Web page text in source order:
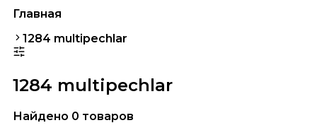
Главная
1284 multipechlar
1284 multipechlar
Найдено 0 товаров